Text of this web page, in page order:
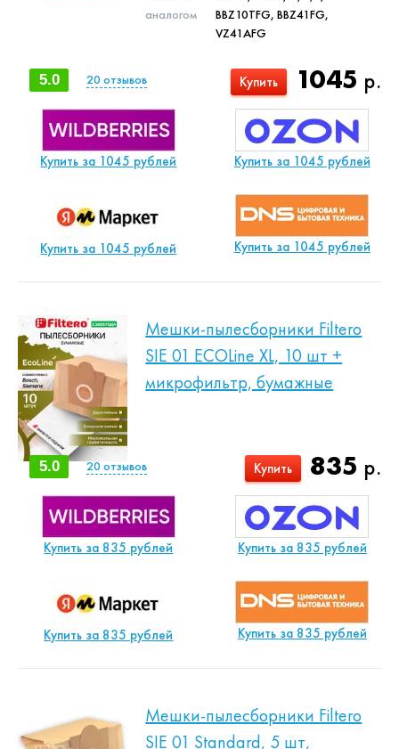
аналогом
BBZ10TFG, BBZ41FG,
VZ41AFG
1045 р.
Купить
5.0 20 отзывов
Купить за 1045 рублей Купить за 1045 рублей
Купить за 1045 рублей Купить за 1045 рублей
Мешки-пылесборники Filtero
SIE 01 ECOLine XL, 10 шт +
микрофильтр, бумажные
835 р.
Купить
5.0 20 отзывов
Купить за 835 рублей Купить за 835 рублей
Купить за 835 рублей Купить за 835 рублей
Мешки-пылесборники Filtero
SIE 01 Standard, 5 шт,